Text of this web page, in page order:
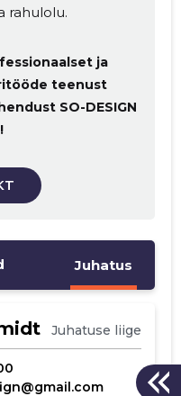
rahulolu.
ja
teenust
SO-DESIGN
Juhatus
Juhatuse liige